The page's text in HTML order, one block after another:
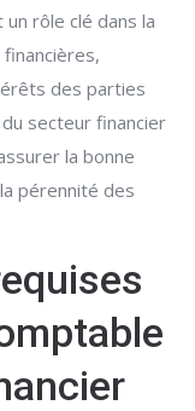
rôle clé dans la
des parties
secteur financier
la bonne
pérennité des